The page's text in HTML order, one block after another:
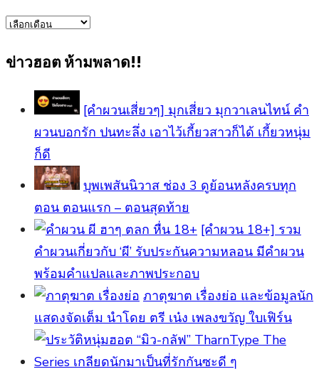
ข่าว
ข่าวฮอต ห้ามพลาด!!
[คำผวนเสี่ยวๆ] มุกเสี่ยว มุกวาเลนไทน์ คำ
ผวนบอกรัก ปนทะลึ่ง เอาไว้เกี้ยวสาวก็ได้ เกี้ยวหนุ่ม
ก็ดี
บุพเพสันนิวาส ช่อง 3 ดูย้อนหลังครบทุก
ตอน ตอนแรก – ตอนสุดท้าย
[คําผวน 18+] รวม
คำผวนเกี่ยวกับ ‘ผี’ รับประกันความหลอน มีคำผวน
พร้อมคำแปลและภาพประกอบ
ภาตุฆาต เรื่องย่อ และข้อมูลนัก
แสดงจัดเต็ม นำโดย ตรี เน๋ง เพลงขวัญ ใบเฟิร์น